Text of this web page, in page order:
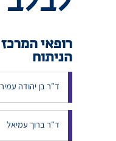
רופאי
הניתוח
ד"ר בן יהודה עמיר
ד"ר ברוך עמיאל